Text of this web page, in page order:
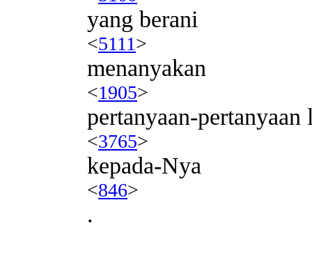
yang berani
<5111>
menanyakan
<1905>
pertanyaan-pertanyaan
<3765>
kepada-Nya
<846>
.